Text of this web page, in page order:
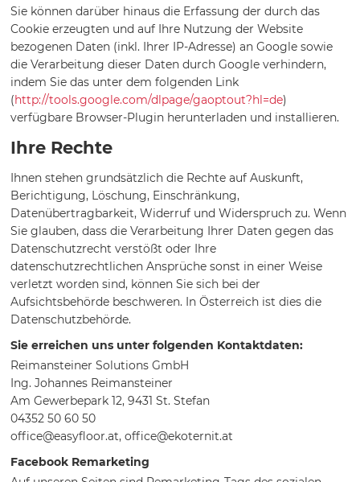
Sie können darüber hinaus die Erfassung der durch das
Cookie erzeugten und auf Ihre Nutzung der Website
bezogenen Daten (inkl. Ihrer IP-Adresse) an Google sowie
die Verarbeitung dieser Daten durch Google verhindern,
indem Sie das unter dem folgenden Link
(http://tools.google.com/dlpage/gaoptout?hl=de)
verfügbare Browser-Plugin herunterladen und installieren.
Ihre Rechte
Ihnen stehen grundsätzlich die Rechte auf Auskunft,
Berichtigung, Löschung, Einschränkung,
Datenübertragbarkeit, Widerruf und Widerspruch zu. Wenn
Sie glauben, dass die Verarbeitung Ihrer Daten gegen das
Datenschutzrecht verstößt oder Ihre
datenschutzrechtlichen Ansprüche sonst in einer Weise
verletzt worden sind, können Sie sich bei der
Aufsichtsbehörde beschweren. In Österreich ist dies die
Datenschutzbehörde.
Sie erreichen uns unter folgenden Kontaktdaten:
Reimansteiner Solutions GmbH
Ing. Johannes Reimansteiner
Am Gewerbepark 12, 9431 St. Stefan
04352 50 60 50
office@easyfloor.at, office@ekoternit.at
Facebook Remarketing